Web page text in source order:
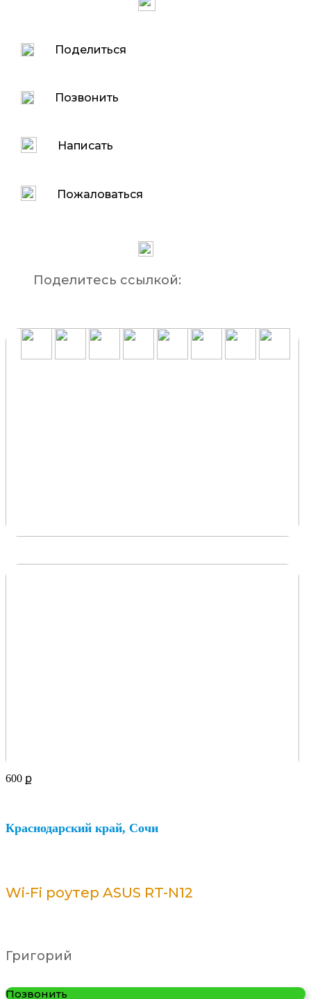
Поделиться
Позвонить
Написать
Пожаловаться
Поделитесь ссылкой:
600 ք
Краснодарский край, Сочи
Wi-Fi роутер ASUS RT-N12
Григорий
Позвонить